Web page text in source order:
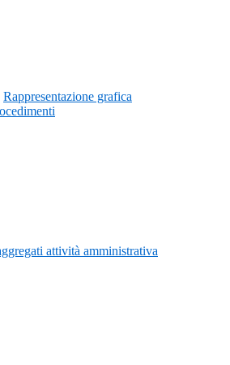
Rappresentazione grafica
attività amministrativa